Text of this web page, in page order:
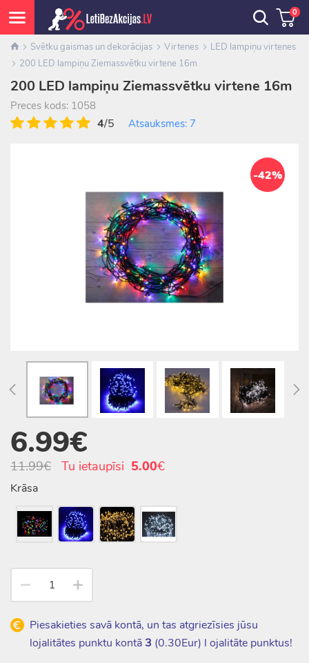
0
Svētku gaismas un dekorācijas Virtenes
LED lampiņu virtenes
200 LED lampiņu Ziemassvētku virtene 16m
200 LED lampiņu Ziemassvētku virtene 16m
Preces kods: 1058
4/5 Atsauksmes: 7
-42%
6.99€
11.99€ Tu ietaupīsi 5.00€
Krāsa
Piesakieties savā kontā, un tas atgriezīsies jūsu
lojalitātes punktu kontā 3 (0.30Eur) l ojalitāte punktus!